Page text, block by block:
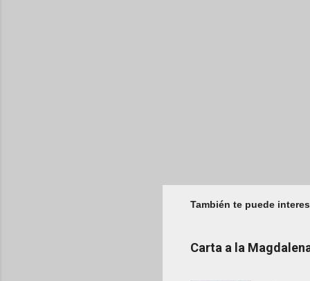
También te puede
Carta a la